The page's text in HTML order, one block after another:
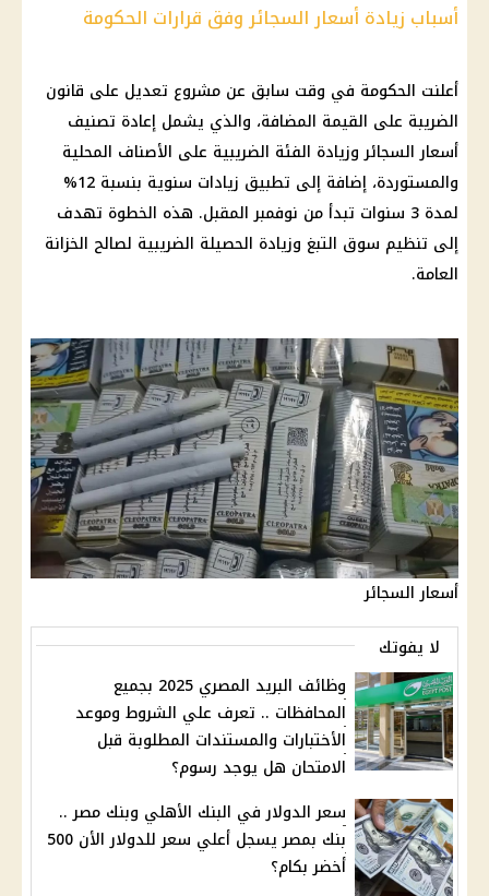
أسباب زيادة أسعار السجائر وفق قرارات الحكومة
أعلنت الحكومة في وقت سابق عن مشروع تعديل على قانون
الضريبة على القيمة المضافة، والذي يشمل إعادة تصنيف
أسعار السجائر وزيادة الفئة الضريبية على الأصناف المحلية
والمستوردة، إضافة إلى تطبيق زيادات سنوية بنسبة 12%
لمدة 3 سنوات تبدأ من نوفمبر المقبل. هذه الخطوة تهدف
إلى تنظيم سوق التبغ وزيادة الحصيلة الضريبية لصالح الخزانة
العامة.
أسعار السجائر
لا يفوتك
وظائف البريد المصري 2025 بجميع
المحافظات .. تعرف علي الشروط وموعد
الأختبارات والمستندات المطلوبة قبل
الامتحان هل يوجد رسوم؟
سعر الدولار في البنك الأهلي وبنك مصر ..
بنك بمصر يسجل أعلي سعر للدولار الأن 500
أخضر بكام؟